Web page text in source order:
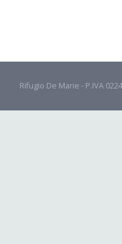
Rifugio De Marie - P.IVA